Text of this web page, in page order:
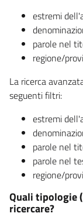
estremi
parole nel
regione/
La ricerca
seguenti filtri:
estremi
parole nel
parole nel
regione/
Quali tipologie
ricercare?